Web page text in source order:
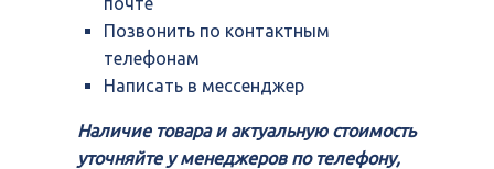
Позвонить по контактным
телефонам
Написать в мессенджер
Наличие товара и актуальную стоимость
уточняйте у менеджеров по телефону,